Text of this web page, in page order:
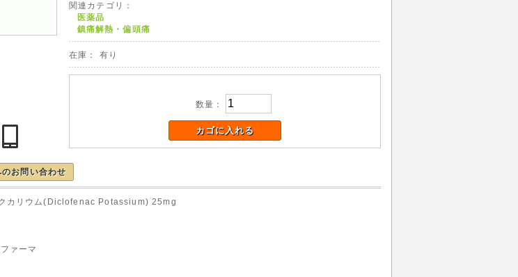
関連カテゴリ：
医薬品
鎮痛解熱・偏頭痛
在庫： 有り
数量：
カゴに入れる
お問い合わせ
ム(Diclofenac Potassium) 25mg
ーマ